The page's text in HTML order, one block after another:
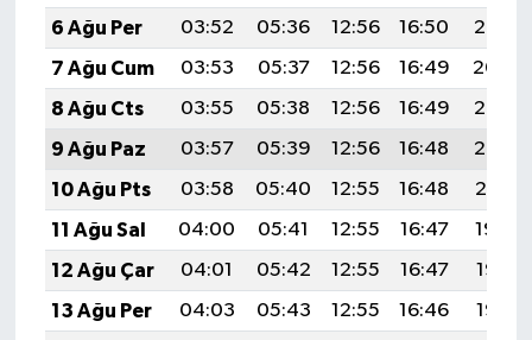
6 Ağu Per
03:52 05:36 12:56 16:50
20:06
7 Ağu Cum
03:53 05:37 12:56 16:49
20:04
8 Ağu Cts
03:55 05:38 12:56 16:49
20:03
9 Ağu Paz
03:57 05:39 12:56 16:48
20:02
10 Ağu Pts
03:58 05:40 12:55 16:48
20:01
11 Ağu Sal
04:00 05:41 12:55 16:47
19:59
12 Ağu Çar
04:01 05:42 12:55 16:47
19:58
13 Ağu Per
04:03 05:43 12:55 16:46
19:56